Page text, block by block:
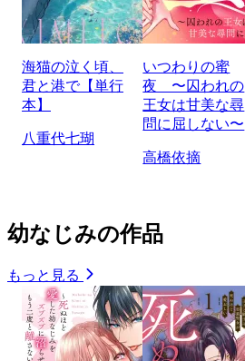
海猫の泣く頃、
君と港で【単行
本】
八重代七瑚
いつわりの蜜
夜 〜囚われの
王女は甘美な尋
問に屈しない〜
高橋依摘
幼なじみの作品
もっと見る